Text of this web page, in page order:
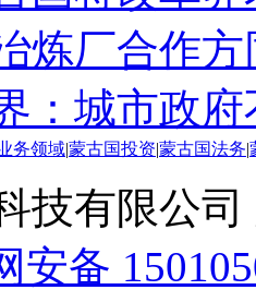
炼厂合作
：城市政
务领域 蒙古国投资 蒙古国法务
技有限公
安备